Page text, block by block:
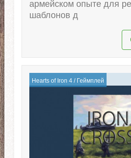
армейском опыте для
шаблонов д
Hearts of Iron 4/ Геймплей